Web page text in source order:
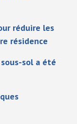
réduire les
résidence
sol a été